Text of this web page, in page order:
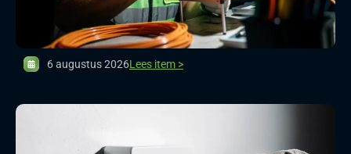
6 augustus 2026Lees item >